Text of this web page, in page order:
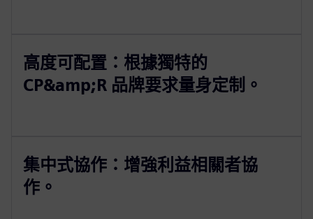
高度可配置：根據獨特的
CP&amp;R 品牌要求量身定制。
集中式協作：增強利益相關者協
作。